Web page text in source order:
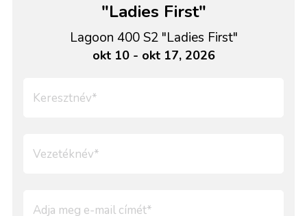
"Ladies First"
Lagoon 400 S2 "Ladies First"
okt 10 - okt 17, 2026